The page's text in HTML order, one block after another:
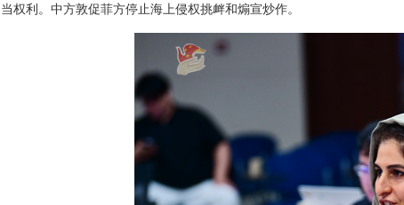
当权利。中方敦促菲方停止海上侵权挑衅和煽宣炒作。